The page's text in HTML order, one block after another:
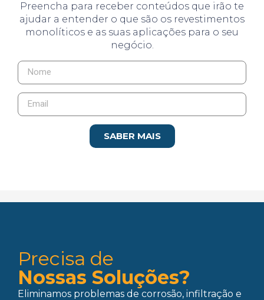
Preencha para receber conteúdos que irão te
ajudar a entender o que são os revestimentos
monolíticos e as suas aplicações para o seu
negócio.
SABER MAIS
Precisa de
Nossas Soluções?
Eliminamos problemas de corrosão, infiltração e